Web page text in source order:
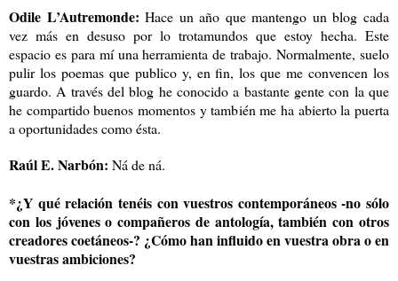
Odile L’Autremonde: Hace un año que mantengo un blog cada
vez más en desuso por lo trotamundos que estoy hecha. Este
espacio es para mí una herramienta de trabajo. Normalmente, suelo
pulir los poemas que publico y, en fin, los que me convencen los
guardo. A través del blog he conocido a bastante gente con la que
he compartido buenos momentos y también me ha abierto la puerta
a oportunidades como ésta.
Raúl E. Narbón: Ná de ná.
*¿Y qué relación tenéis con vuestros contemporáneos -no sólo
con los jóvenes o compañeros de antología, también con otros
creadores coetáneos-? ¿Cómo han influido en vuestra obra o en
vuestras ambiciones?